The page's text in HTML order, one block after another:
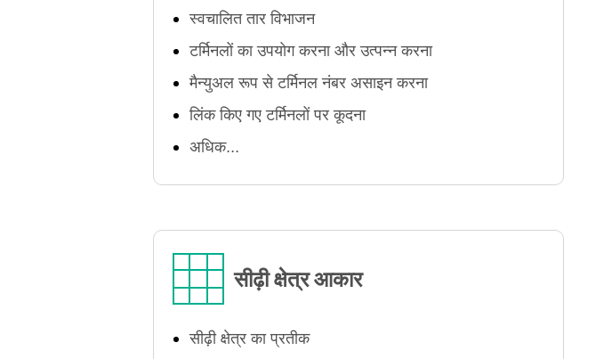
स्वचालित तार विभाजन
टर्मिनलों का उपयोग करना और उत्पन्न करना
मैन्युअल रूप से टर्मिनल नंबर असाइन करना
लिंक किए गए टर्मिनलों पर कूदना
अधिक...
सीढ़ी क्षेत्र आकार
सीढ़ी क्षेत्र का प्रतीक